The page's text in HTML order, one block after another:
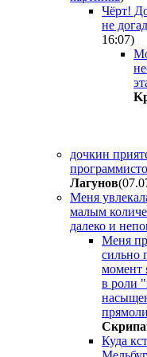
Чёрт!
не
16:07)
дочкин
Лaгyнoв
Меня
малым
далеко и
Меня
сильно
момент
в роли
Куда